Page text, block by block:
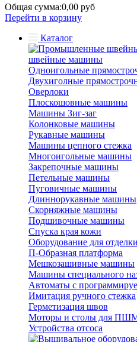
Общая сумма:0,00 руб
Перейти в корзину
Каталог
швейные машины
Одноигольные
Двухиголные
Оверлоки
Плоскошовные машины
Машины Зиг-заг
Колонковые машины
Рукавные машины
Машины цепного стежка
Многоигольные машины
Закрепочные машины
Петельные машины
Пуговичные машины
Длиннорукавные машины
Скорняжные машины
Подшивочные машины
Спуска края кожи
Оборудование для отделки
П-Образная платформа
Мешкозашивные машины
Машины специального
Автоматы с
Имитация ручного стежка
Герметизация швов
Моторы и столы для
Устройства отсоса